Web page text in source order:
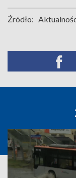
Źródło: